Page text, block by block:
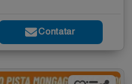
Contatar